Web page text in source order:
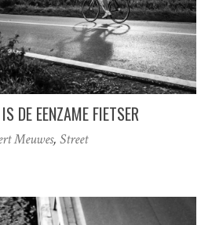
DE EENZAME FIETSER
Meuwes, Street